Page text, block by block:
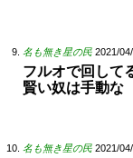
名も無き星の民 2021/
フルオで回して
賢い奴は手動な
名も無き星の民 2021/